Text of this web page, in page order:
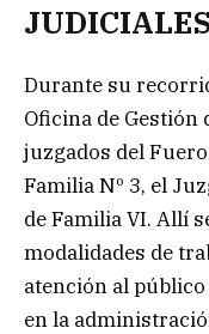
Durante su
Oficina de Gestión
juzgados del
Familia Nº 3, el
de Familia VI. Allí
modalidades de
atención al
en la